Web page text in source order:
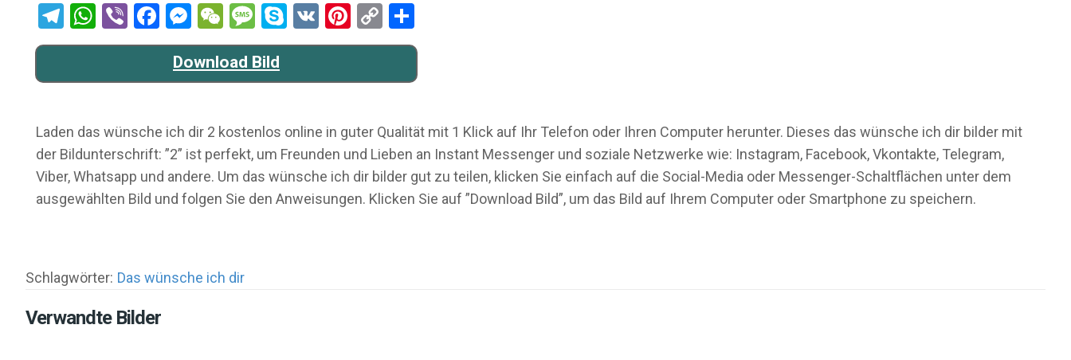
Telegram
WhatsApp
ViberFacebook
Messenger
WeChat
Message
Skype
VK Pinterest
Copy
Link
Download Bild
Laden das wünsche ich dir 2 kostenlos online in guter Qualität mit 1 Klick auf Ihr Telefon oder Ihren Computer herunter. Dieses das wünsche ich dir bilder mit
der Bildunterschrift: ”2” ist perfekt, um Freunden und Lieben an Instant Messenger und soziale Netzwerke wie: Instagram, Facebook, Vkontakte, Telegram,
Viber, Whatsapp und andere. Um das wünsche ich dir bilder gut zu teilen, klicken Sie einfach auf die Social-Media oder Messenger-Schaltflächen unter dem
ausgewählten Bild und folgen Sie den Anweisungen. Klicken Sie auf ”Download Bild”, um das Bild auf Ihrem Computer oder Smartphone zu speichern.
Schlagwörter: Das wünsche ich dir
Verwandte Bilder